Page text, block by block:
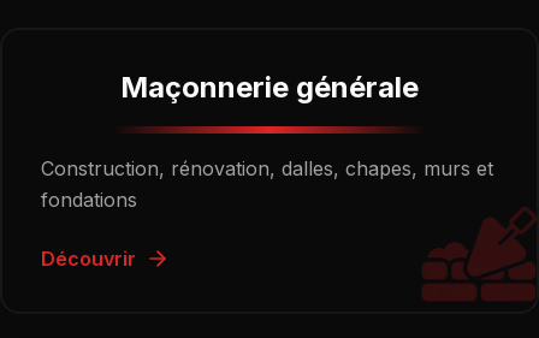
Maçonnerie générale
Construction, rénovation, dalles, chapes, murs et
fondations
Découvrir